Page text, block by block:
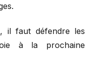
il faut défendre les
à la prochaine